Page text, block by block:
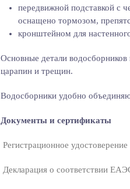
передвижной подставкой с
оснащено тормозом,
кронштейном для
Основные детали
царапин и трещин.
Водосборники удобно
Документы и сертификаты
Регистрационное
Декларация о соответствии